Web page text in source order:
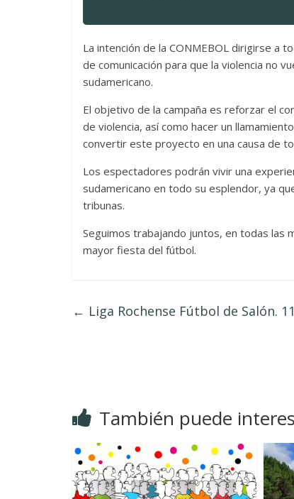
La intención de la CONMEBOL dirigirse a
de comunicación para que la violencia no
sudamericano.
El objetivo de la campaña es reforzar el
de violencia, así como hacer un
convertir este proyecto en una causa de
Los espectadores podrán vivir una
sudamericano en todo su esplendor, ya
tribunas.
Seguimos trabajando juntos, en todas las
mayor fiesta del fútbol.
← Liga Rochense Fútbol de Salón.
También puede